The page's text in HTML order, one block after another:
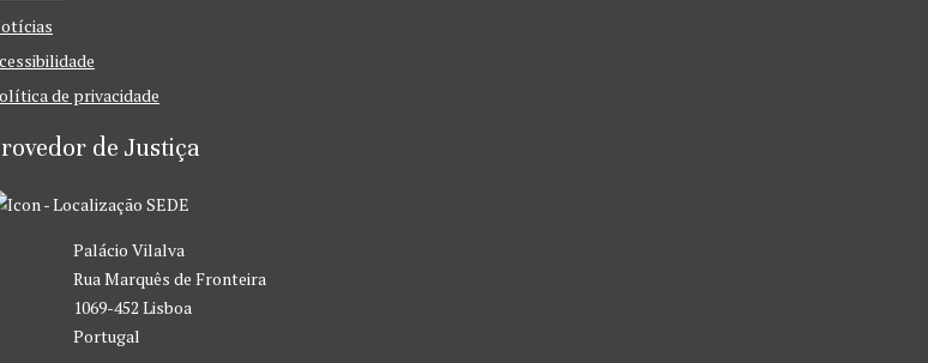
de privacidade
de Justiça
SEDE
Palácio Vilalva
Rua Marquês de Fronteira
1069-452 Lisboa
Portugal